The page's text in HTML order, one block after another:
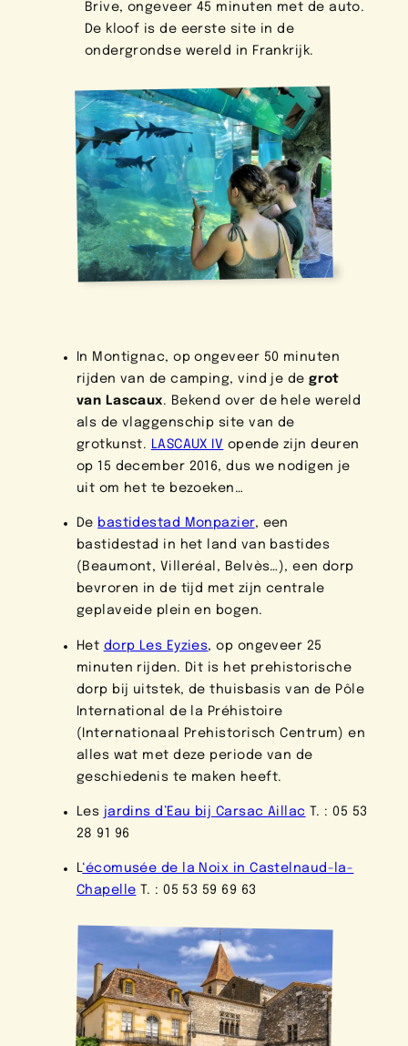
Brive, ongeveer 45 minuten met de auto.
De kloof is de eerste site in de
ondergrondse wereld in Frankrijk.
In Montignac, op ongeveer 50 minuten
rijden van de camping, vind je degrot
van Lascaux. Bekend over de hele wereld
als de vlaggenschip site van de
grotkunst. LASCAUX IV opende zijn deuren
op 15 december 2016, dus we nodigen je
uit om het te bezoeken…
De bastidestad Monpazier, een
bastidestad in het land van bastides
(Beaumont, Villeréal, Belvès…), een dorp
bevroren in de tijd met zijn centrale
geplaveide plein en bogen.
Het dorp Les Eyzies, op ongeveer 25
minuten rijden. Dit is het prehistorische
dorp bij uitstek, de thuisbasis van de Pôle
International de la Préhistoire
(Internationaal Prehistorisch Centrum) en
alles wat met deze periode van de
geschiedenis te maken heeft.
Les jardins d’Eau bij Carsac Aillac T. : 05 53
28 91 96
L‘écomusée de la Noix in Castelnaud-la-
Chapelle T. : 05 53 59 69 63